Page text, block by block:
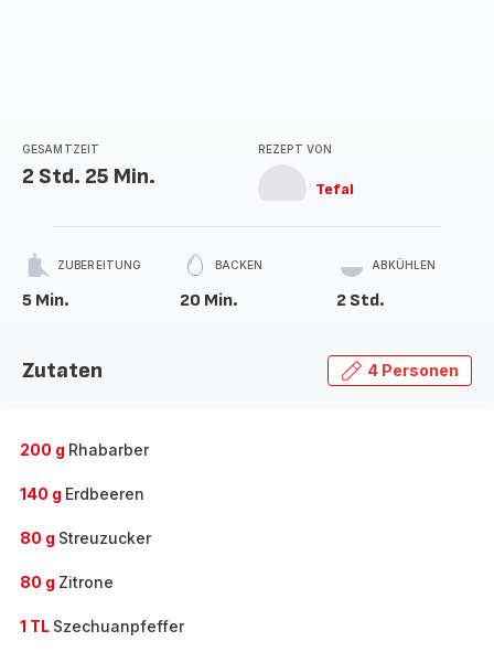
GESAMTZEIT
2 Std. 25 Min.
REZEPT VON
Tefal
ZUBEREITUNG
5 Min.
BACKEN
20 Min.
ABKÜHLEN
2 Std.
Zutaten 4 Personen
200 g Rhabarber
140 g Erdbeeren
80 g Streuzucker
80 g Zitrone
1 TL Szechuanpfeffer